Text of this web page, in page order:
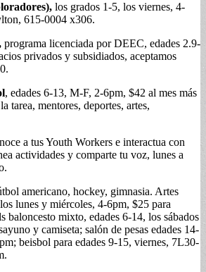
los grados 1-5, los viernes, 4-
615-0004 x306.
programa licenciada por DEEC, edades 2.9-
privados y subsidiados, aceptamos
, edades 6-13, M-F, 2-6pm, $42 al mes más
tarea, mentores, deportes, artes,
a tus Youth Workers e interactua con
actividades y comparte tu voz, lunes a
americano, hockey, gimnasia. Artes
lunes y miércoles, 4-6pm, $25 para
mixto, edades 6-14, los sábados
y camiseta; salón de pesas edades 14-
beisbol para edades 9-15, viernes, 7L30-